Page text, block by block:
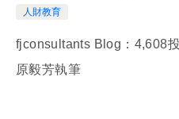
人財教育
fjconsultants Blog：4,608
原毅芳執筆